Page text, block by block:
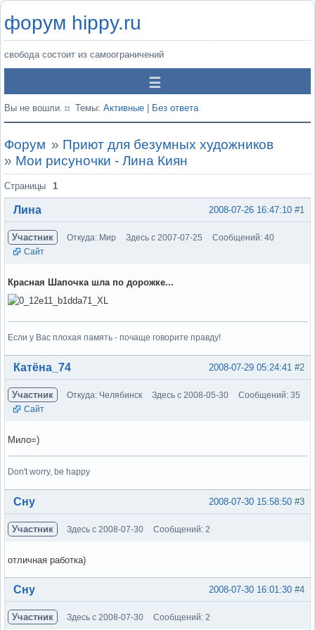
форум hippy.ru
свобода состоит из самоограничений
Вы не вошли. Темы: Активные Без ответа
Форум » Приют для безумных художников
» Мои рисуночки - Лина Киян
Страницы 1
#1
2008-07-26 16:47:10
Лина
Участник Откуда: Мир Здесь с 2007-07-25
Сообщений: 40
Сайт
Красная Шапочка шла по дорожке...
Если у Вас плохая память - почаще говорите правду!
Вне форума #2
2008-07-29 05:24:41
Катёна_74
Участник Откуда: Челябинск Здесь с 2008-05-30
Сообщений: 35
Сайт
Мило=)
Don't worry, be happy
Вне форума #3
2008-07-30 15:58:50
Сну
Участник Здесь с 2008-07-30 Сообщений: 2
отличная работка)
Вне форума #4
2008-07-30 16:01:30
Сну
Участник Здесь с 2008-07-30 Сообщений: 2